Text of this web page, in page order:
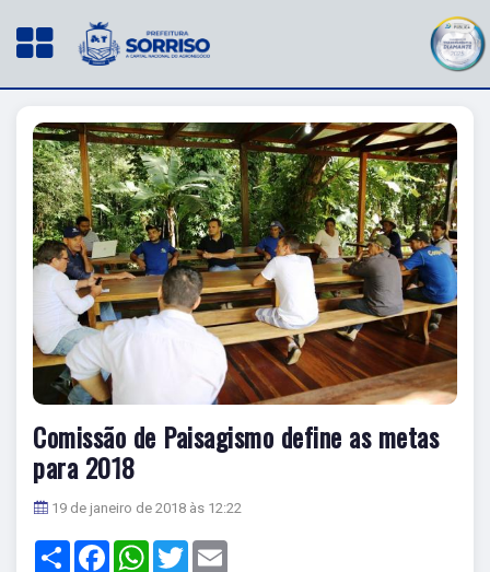
Comissão de Paisagismo define as metas
para 2018
19 de janeiro de 2018 às 12:22
Share FacebookWhatsApp
Twitter